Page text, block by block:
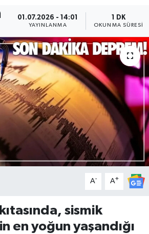
01.07.2026 - 14:01
YAYINLANMA
1 DK
OKUNMA SÜRESI
A- A+
sismik
en yoğun yaşandığı